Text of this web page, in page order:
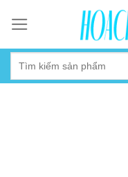
content